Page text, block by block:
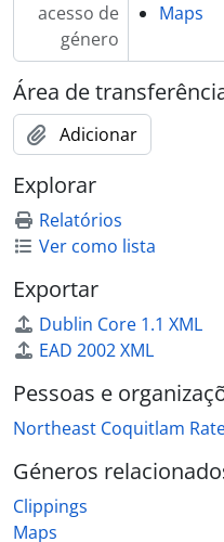
acesso de
género
Maps
Área de
Adicionar
Explorar
Relatórios
Ver como lista
Exportar
Dublin Core 1.1 XML
EAD 2002 XML
Pessoas e
Northeast Coquitlam
Géneros
Clippings
Maps